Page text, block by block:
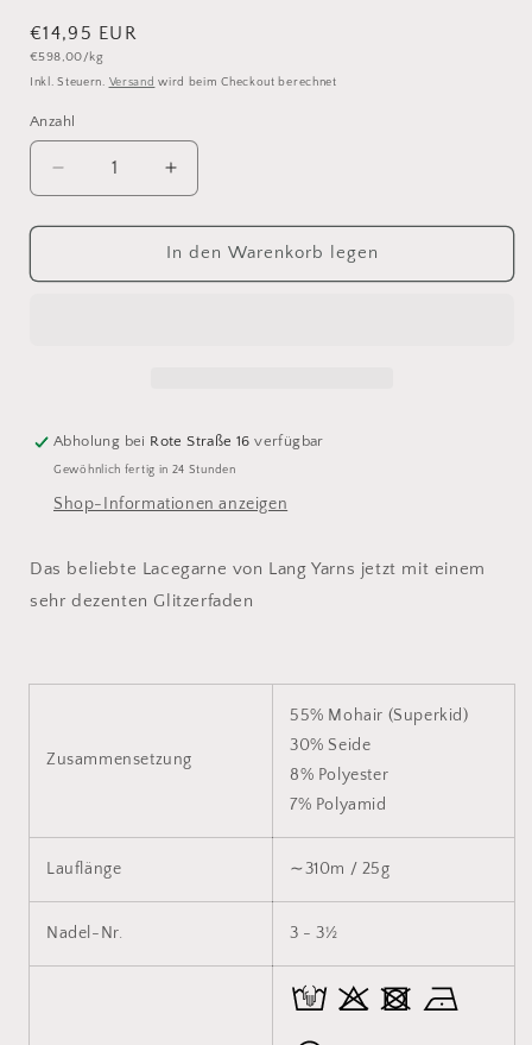
Normaler
Preis
€14,95 EUR
Grundpreis
€598,00/kg
Inkl. Steuern. Versand wird beim Checkout berechnet
Anzahl
Anzahl
Verringere
die
Menge
Lang
Erhöhe
die
Menge
für
Lang
In den Warenkorb legen
Abholung bei Rote Straße 16 verfügbar
Gewöhnlich fertig in 24 Stunden
Shop-Informationen anzeigen
Das beliebte Lacegarne von Lang Yarns jetzt mit einem
sehr dezenten Glitzerfaden
Zusammensetzung
55% Mohair (Superkid)
30% Seide
8% Polyester
7% Polyamid
Lauflänge ∼310m / 25g
Nadel-Nr. 3 - 3½